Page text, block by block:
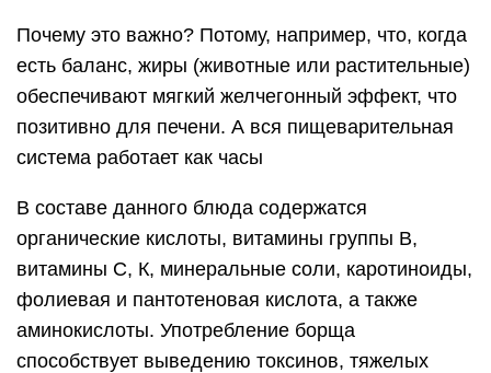
Почему это важно? Потому, например, что, когда
есть баланс, жиры (животные или растительные)
обеспечивают мягкий желчегонный эффект, что
позитивно для печени. А вся пищеварительная
система работает как часы
В составе данного блюда содержатся
органические кислоты, витамины группы В,
витамины С, К, минеральные соли, каротиноиды,
фолиевая и пантотеновая кислота, а также
аминокислоты. Употребление борща
способствует выведению токсинов, тяжелых